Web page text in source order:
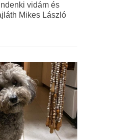
vidám és
Mikes László